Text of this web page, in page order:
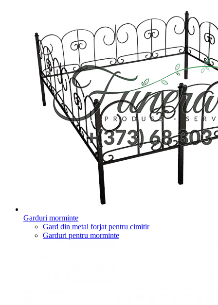
Garduri morminte
Gard din metal forjat pentru cimitir
Garduri pentru morminte